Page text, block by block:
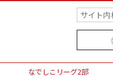
なでしこリーグ2部